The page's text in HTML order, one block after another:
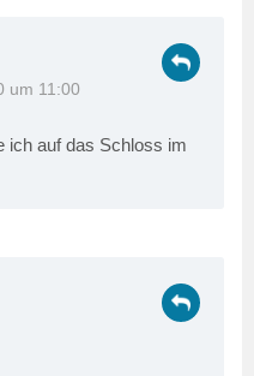
um 11:00
ich auf das Schloss im